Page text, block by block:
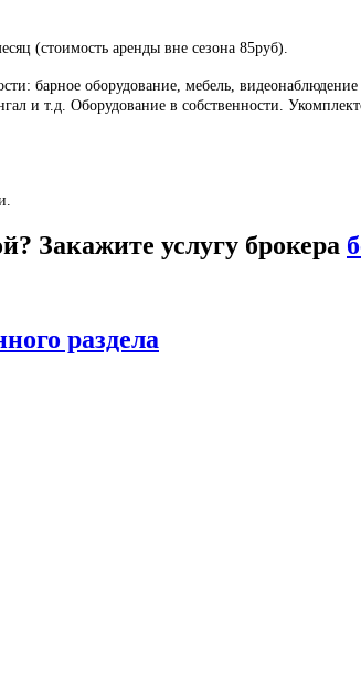
(стоимость аренды вне сезона 85руб).
барное оборудование, мебель,
и т.д. Оборудование в собственности.
Закажите услугу брокера
раздела